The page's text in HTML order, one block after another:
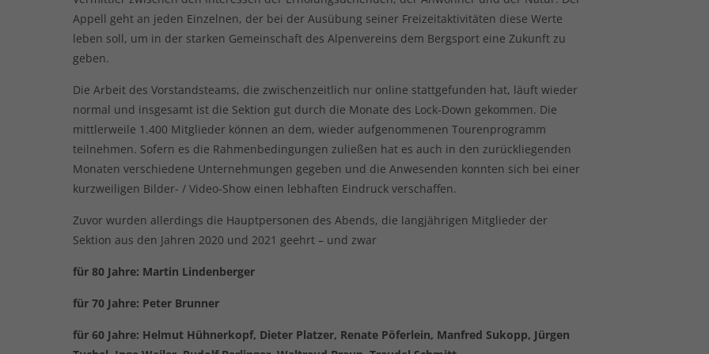
Appell geht an jeden Einzelnen, der bei der Ausübung seiner Freizeitaktivitäten diese Werte
leben soll, um in der starken Gemeinschaft des Alpenvereins dem Bergsport eine Zukunft zu
geben.
Die Arbeit des Vorstandsteams, die zwischenzeitlich nur online stattgefunden hat, läuft wieder
normal und insgesamt ist die Sektion gut durch die Monate des Lock-Down gekommen. Die
mittlerweile 1.400 Mitglieder können an dem, wieder aufgenommenen Tourenprogramm
teilnehmen. Sofern es die Rahmenbedingungen zuließen hat es auch in den zurückliegenden
Monaten verschiedene Unternehmungen gegeben und die Anwesenden konnten sich bei einer
kurzweiligen Bilder- / Video-Show einen lebhaften Eindruck verschaffen.
Zuvor wurden allerdings die Hauptpersonen des Abends, die langjährigen Mitglieder der
Sektion aus den Jahren 2020 und 2021 geehrt – und zwar
für 80 Jahre: Martin Lindenberger
für 70 Jahre: Peter Brunner
für 60 Jahre: Helmut Hühnerkopf, Dieter Platzer, Renate Pöferlein, Manfred Sukopp, Jürgen